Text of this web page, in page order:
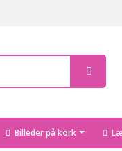
Billeder på kork